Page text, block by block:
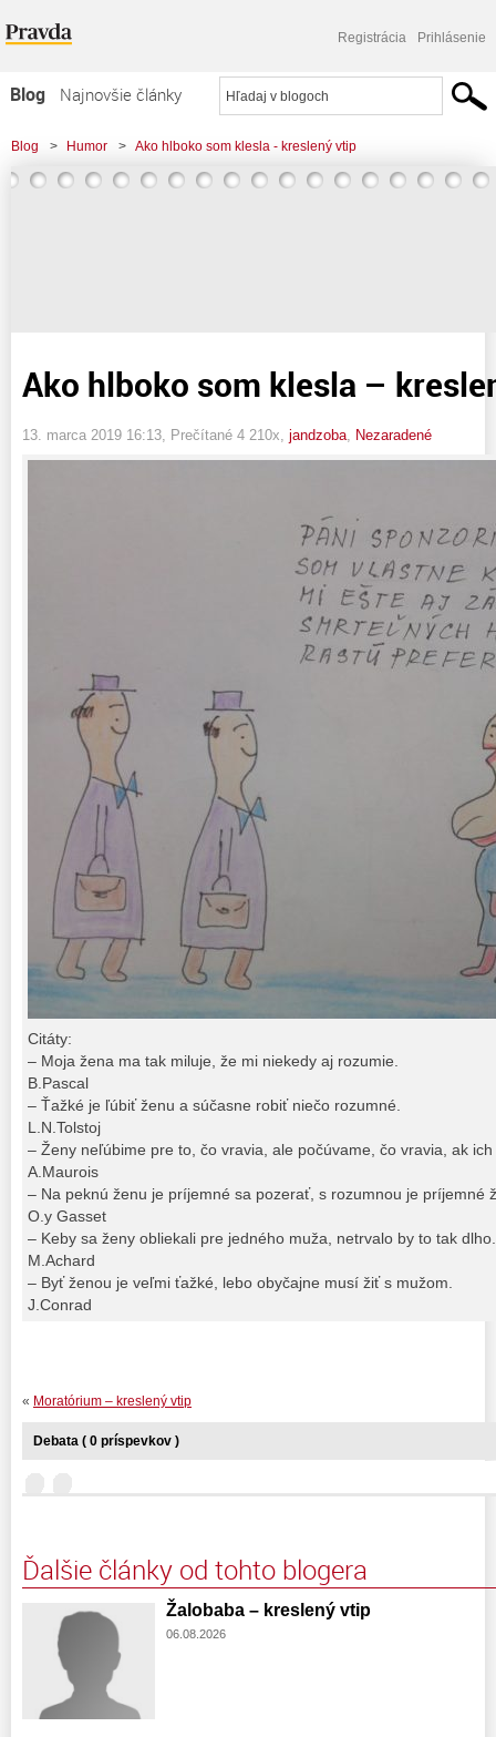
Registrácia Prihlásenie
Blog
Najnovšie články
Najčítanejšie články
Najkomentovanejšie články
Blog > Humor > Ako hlboko som klesla - kreslený vtip
Ako hlboko som klesla –
13. marca 2019 16:13 , Prečítané 4 210x, jandzoba Nezaradené
Citáty:
– Moja žena ma tak miluje, že mi niekedy aj rozumie.
B.Pascal
– Ťažké je ľúbiť ženu a súčasne robiť niečo rozumné.
L.N.Tolstoj
– Ženy neľúbime pre to, čo vravia, ale počúvame, čo vravia, ak
A.Maurois
– Na peknú ženu je príjemné sa pozerať, s rozumnou je príjemné
O.y Gasset
– Keby sa ženy obliekali pre jedného muža, netrvalo by to tak dlho.
M.Achard
– Byť ženou je veľmi ťažké, lebo obyčajne musí žiť s mužom.
J.Conrad
« Moratórium – kreslený vtip
Debata ( 0 príspevkov )
Ďalšie články od tohto blogera
Žalobaba – kreslený vtip
06.08.2026